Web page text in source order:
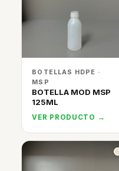
BOTELLAS HDPE ·
MSP
BOTELLA MOD MSP
125ML
VER PRODUCTO →